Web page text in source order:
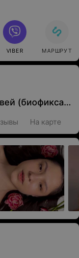
VIBER МАРШРУТ
Долговременная укладка бровей (биофиксация)
На карте